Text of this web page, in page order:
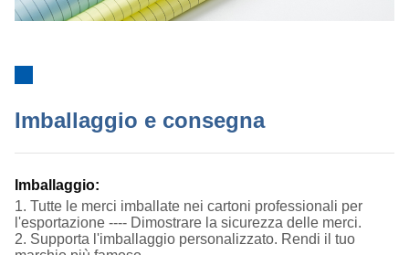
Imballaggio e consegna
Imballaggio:
1. Tutte le merci imballate nei cartoni professionali per
l'esportazione ---- Dimostrare la sicurezza delle merci.
2. Supporta l'imballaggio personalizzato. Rendi il tuo